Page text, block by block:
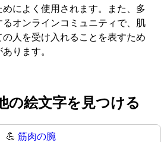
によく使用されます。また、多
オンラインコミュニティで、肌
人を受け入れることを表すため
ります。
の絵文字を見つける
💪 筋肉の腕